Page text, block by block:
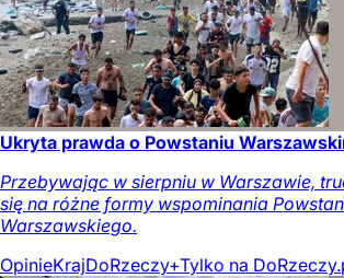
Ukryta prawda o Powstaniu
Przebywając w sierpniu w Warszawie,
się na różne formy wspominania
Warszawskiego.
OpinieKrajDoRzeczy+Tylko na